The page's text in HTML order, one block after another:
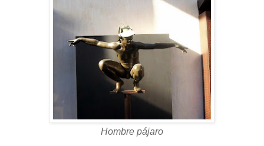
Hombre pájaro